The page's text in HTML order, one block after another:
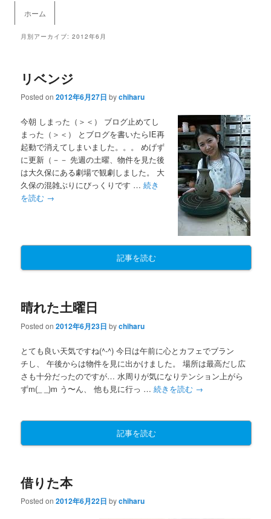
メインコンテンツへ移動
サブコンテンツへ移動
ホーム
月別アーカイブ:2012年6月
リベンジ
Posted on2012年6月27日 bychiharu
今朝 しまった（＞＜） ブログ止めてし
まった（＞＜） とブログを書いたらIE再
起動で消えてしまいました。。。 めげず
に更新（－－ 先週の土曜、物件を見た後
は大久保にある劇場で観劇しました。 大
久保の混雑ぶりにびっくりです …続き
を読む →
記事を読む
晴れた土曜日
Posted on2012年6月23日 bychiharu
とても良い天気ですね(^-^) 今日は午前に心とカフェでブラン
チし、 午後からは物件を見に出かけました。 場所は最高だし広
さも十分だったのですが… 水周りが気になりテンション上がら
ずm(_ _)m う〜ん、 他も見に行っ …続きを読む →
記事を読む
借りた本
Posted on2012年6月22日 bychiharu